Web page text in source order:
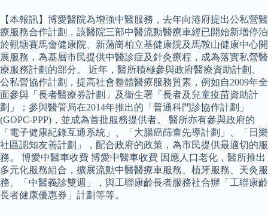
【本報訊】博愛醫院為增強中醫服務，去年向港府提出公私營醫
療服務合作計劃，該醫院三部中醫流動醫療車經已開始新增停泊
於觀塘賽馬會健康院、新蒲崗柏立基健康院及馬鞍山健康中心開
展服務，為基層市民提供中醫診症及針灸療程，成為落實私營醫
療服務計劃的部分。 近年，醫所積極參與政府醫療資助計劃、
公私營協作計劃，提高社會整體醫療服務質素，例如自2009年全
面參與「長者醫療券計劃」及衞生署「長者及兒童疫苗資助計
劃」；參與醫管局在2014年推出的「普通科門診協作計劃」
(GOPC-PPP)，並成為首批服務提供者。 醫所亦有參與政府的
「電子健康紀錄互通系統」、「大腸癌篩查先導計劃」、「日樂
社區認知友善計劃」，配合政府的政策，為市民提供最適切的服
務。 博愛中醫車收費 博愛中醫車收費 因應人口老化，醫所推出
多元化服務組合，擴展流動中醫醫療車服務、植牙服務、天灸服
務、「中醫義診雙週」，與工聯康齡長者服務社合辦「工聯康齡
長者健康優惠券」計劃等等。